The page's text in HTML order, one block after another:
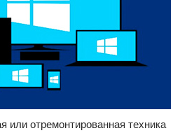
или отремонтированная техника